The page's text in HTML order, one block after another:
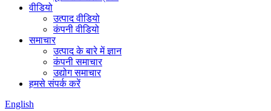
वीडियो
उत्पाद वीडियो
कंपनी वीडियो
समाचार
उत्पाद के बारे में ज्ञान
कंपनी समाचार
उद्योग समाचार
हमसे संपर्क करें
English